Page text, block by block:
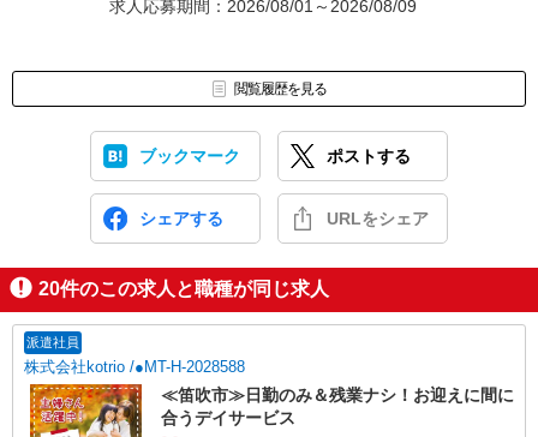
求人応募期間：2026/08/01～2026/08/09
閲覧履歴を見る
ブックマーク ポストする
シェアする URLをシェア
20件のこの求人と職種が同じ求人
派遣社員
株式会社kotrio /●MT-H-2028588
≪笛吹市≫日勤のみ＆残業ナシ！お迎えに間に
合うデイサービス